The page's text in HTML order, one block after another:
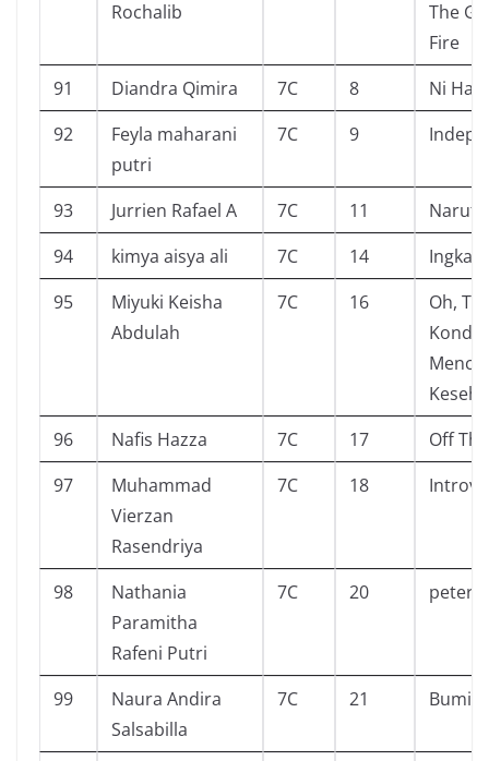
Rochalib
The
Fire
91
Diandra Qimira 7C 8
Ni
92
Feyla maharani
putri
7C 9
93 Jurrien Rafael A 7C 11
94
kimya aisya ali 7C 14
Ingkar
95
Miyuki Keisha
Abdulah
7C 16
Oh,
96
Nafis Hazza 7C 17
Off
97
Muhammad
Vierzan
Rasendriya
7C 18
98
Nathania
Paramitha
Rafeni Putri
7C 20 peter
99
Naura Andira
Salsabilla
7C 21